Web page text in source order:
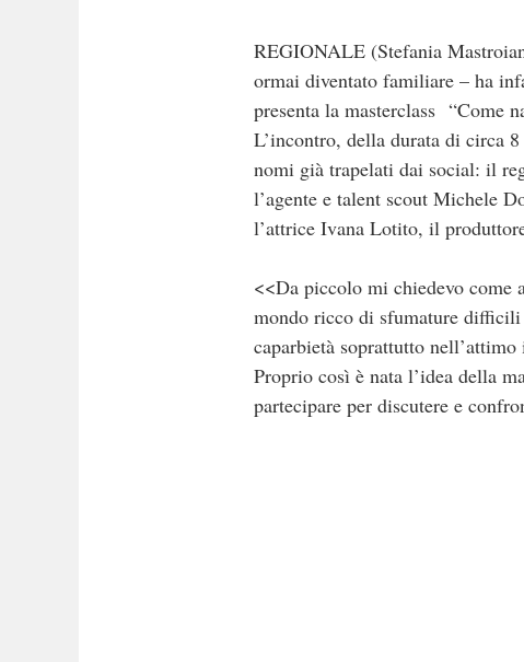
REGIONALE (Stefania
ormai diventato familiare – ha
presenta la masterclass “Come
L’incontro, della durata di circa
nomi già trapelati dai social: il
l’agente e talent scout Michele
l’attrice Ivana Lotito, il
<<Da piccolo mi chiedevo come
mondo ricco di sfumature
caparbietà soprattutto
Proprio così è nata l’idea della
partecipare per discutere e